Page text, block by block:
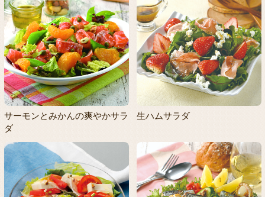
サーモンとみかんの爽やかサラ
ダ
生ハムサラダ